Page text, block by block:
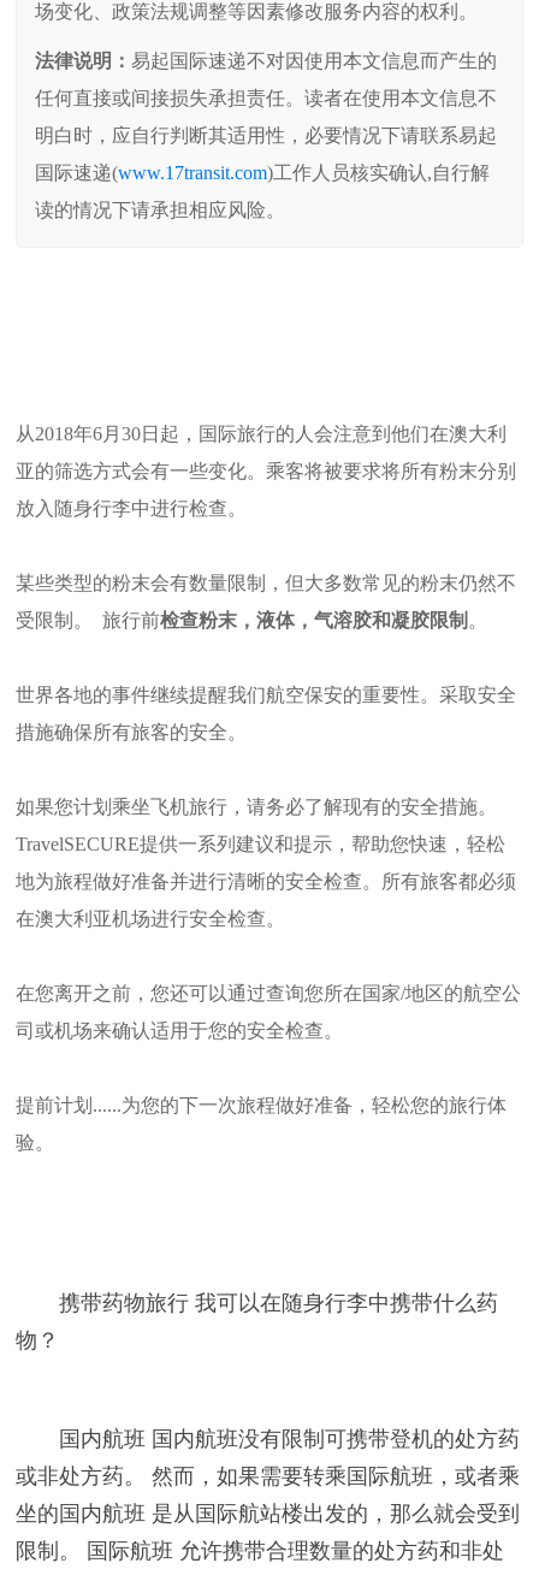
场变化、政策法规调整等因素修改服务内容的权利。
法律说明：易起国际速递不对因使用本文信息而产生的
任何直接或间接损失承担责任。读者在使用本文信息不
明白时，应自行判断其适用性，必要情况下请联系易起
国际速递(www.17transit.com)工作人员核实确认,自行解
读的情况下请承担相应风险。
从2018年6月30日起，国际旅行的人会注意到他们在澳大利
亚的筛选方式会有一些变化。乘客将被要求将所有粉末分别
放入随身行李中进行检查。
某些类型的粉末会有数量限制，但大多数常见的粉末仍然不
受限制。 旅行前检查粉末，液体，气溶胶和凝胶限制 。
世界各地的事件继续提醒我们航空保安的重要性。采取安全
措施确保所有旅客的安全。
如果您计划乘坐飞机旅行，请务必了解现有的安全措施。
TravelSECURE提供一系列建议和提示，帮助您快速，轻松
地为旅程做好准备并进行清晰的安全检查。所有旅客都必须
在澳大利亚机场进行安全检查。
在您离开之前，您还可以通过查询您所在国家/地区的航空公
司或机场来确认适用于您的安全检查。
提前计划......为您的下一次旅程做好准备，轻松您的旅行体
验。
携带药物旅行 我可以在随身行李中携带什么药
物？
国内航班 国内航班没有限制可携带登机的处方药
或非处方药。 然而，如果需要转乘国际航班，或者乘
坐的国内航班 是从国际航站楼出发的，那么就会受到
限制。 国际航班 允许携带合理数量的处方药和非处